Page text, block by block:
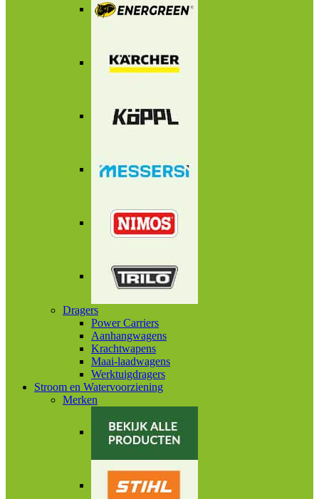
Dragers
Power Carriers
Aanhangwagens
Krachtwapens
Maai-laadwagens
Werktuigdragers
Stroom en Watervoorziening
Merken